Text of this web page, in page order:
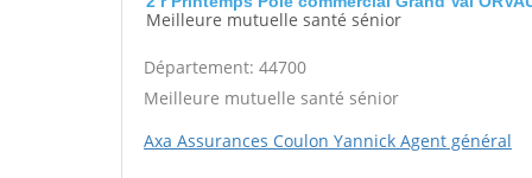
Meilleure mutuelle santé sénior
Département: 44700
Meilleure mutuelle santé sénior
Axa Assurances Coulon Yannick Agent général